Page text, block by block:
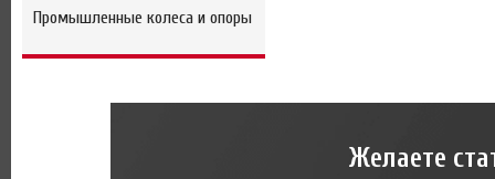
Промышленные колеса и опоры
Желаете